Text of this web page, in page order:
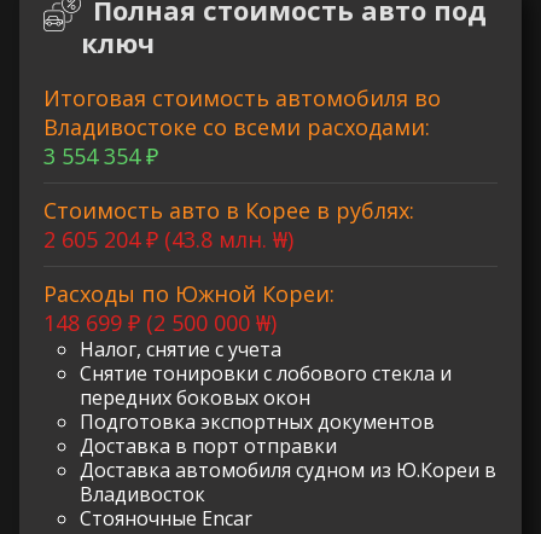
Полная стоимость авто под
ключ
Итоговая стоимость автомобиля во
Владивостоке со всеми расходами:
3 554 354 ₽
Стоимость авто в Корее в рублях:
2 605 204 ₽ (43.8 млн. ₩)
Расходы по Южной Кореи:
148 699 ₽ (2 500 000 ₩)
Налог, снятие с учета
Снятие тонировки с лобового стекла и
передних боковых окон
Подготовка экспортных документов
Доставка в порт отправки
Доставка автомобиля судном из Ю.Кореи в
Владивосток
Стояночные Encar